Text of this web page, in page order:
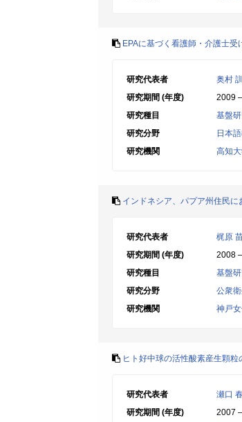
EPAに基づく看護師・介護士
研究代表者
奥村
研究期間 (年度)
2009
研究種目
基盤
研究分野
日本
研究機関
高知
インドネシア、パプア州住民に
研究代表者
梶原
研究期間 (年度)
2008
研究種目
基盤
研究分野
公衆
研究機関
神戸
ヒト好中球の活性酸素産生顆
研究代表者
瀬口
研究期間 (年度)
2007